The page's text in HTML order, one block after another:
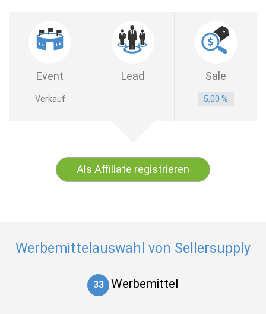
Event Lead Sale
Verkauf - 5,00 %
Als Affiliate registrieren
Werbemittelauswahl von Sellersupply
33 Werbemittel